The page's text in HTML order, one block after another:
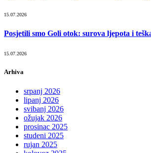
15.07.2026
Posjetili smo Goli otok: surova ljepota i
15.07.2026
Arhiva
srpanj 2026
lipanj 2026
svibanj 2026
ožujak 2026
prosinac 2025
studeni 2025
rujan 2025